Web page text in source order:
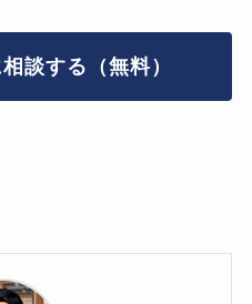
談する（無料）